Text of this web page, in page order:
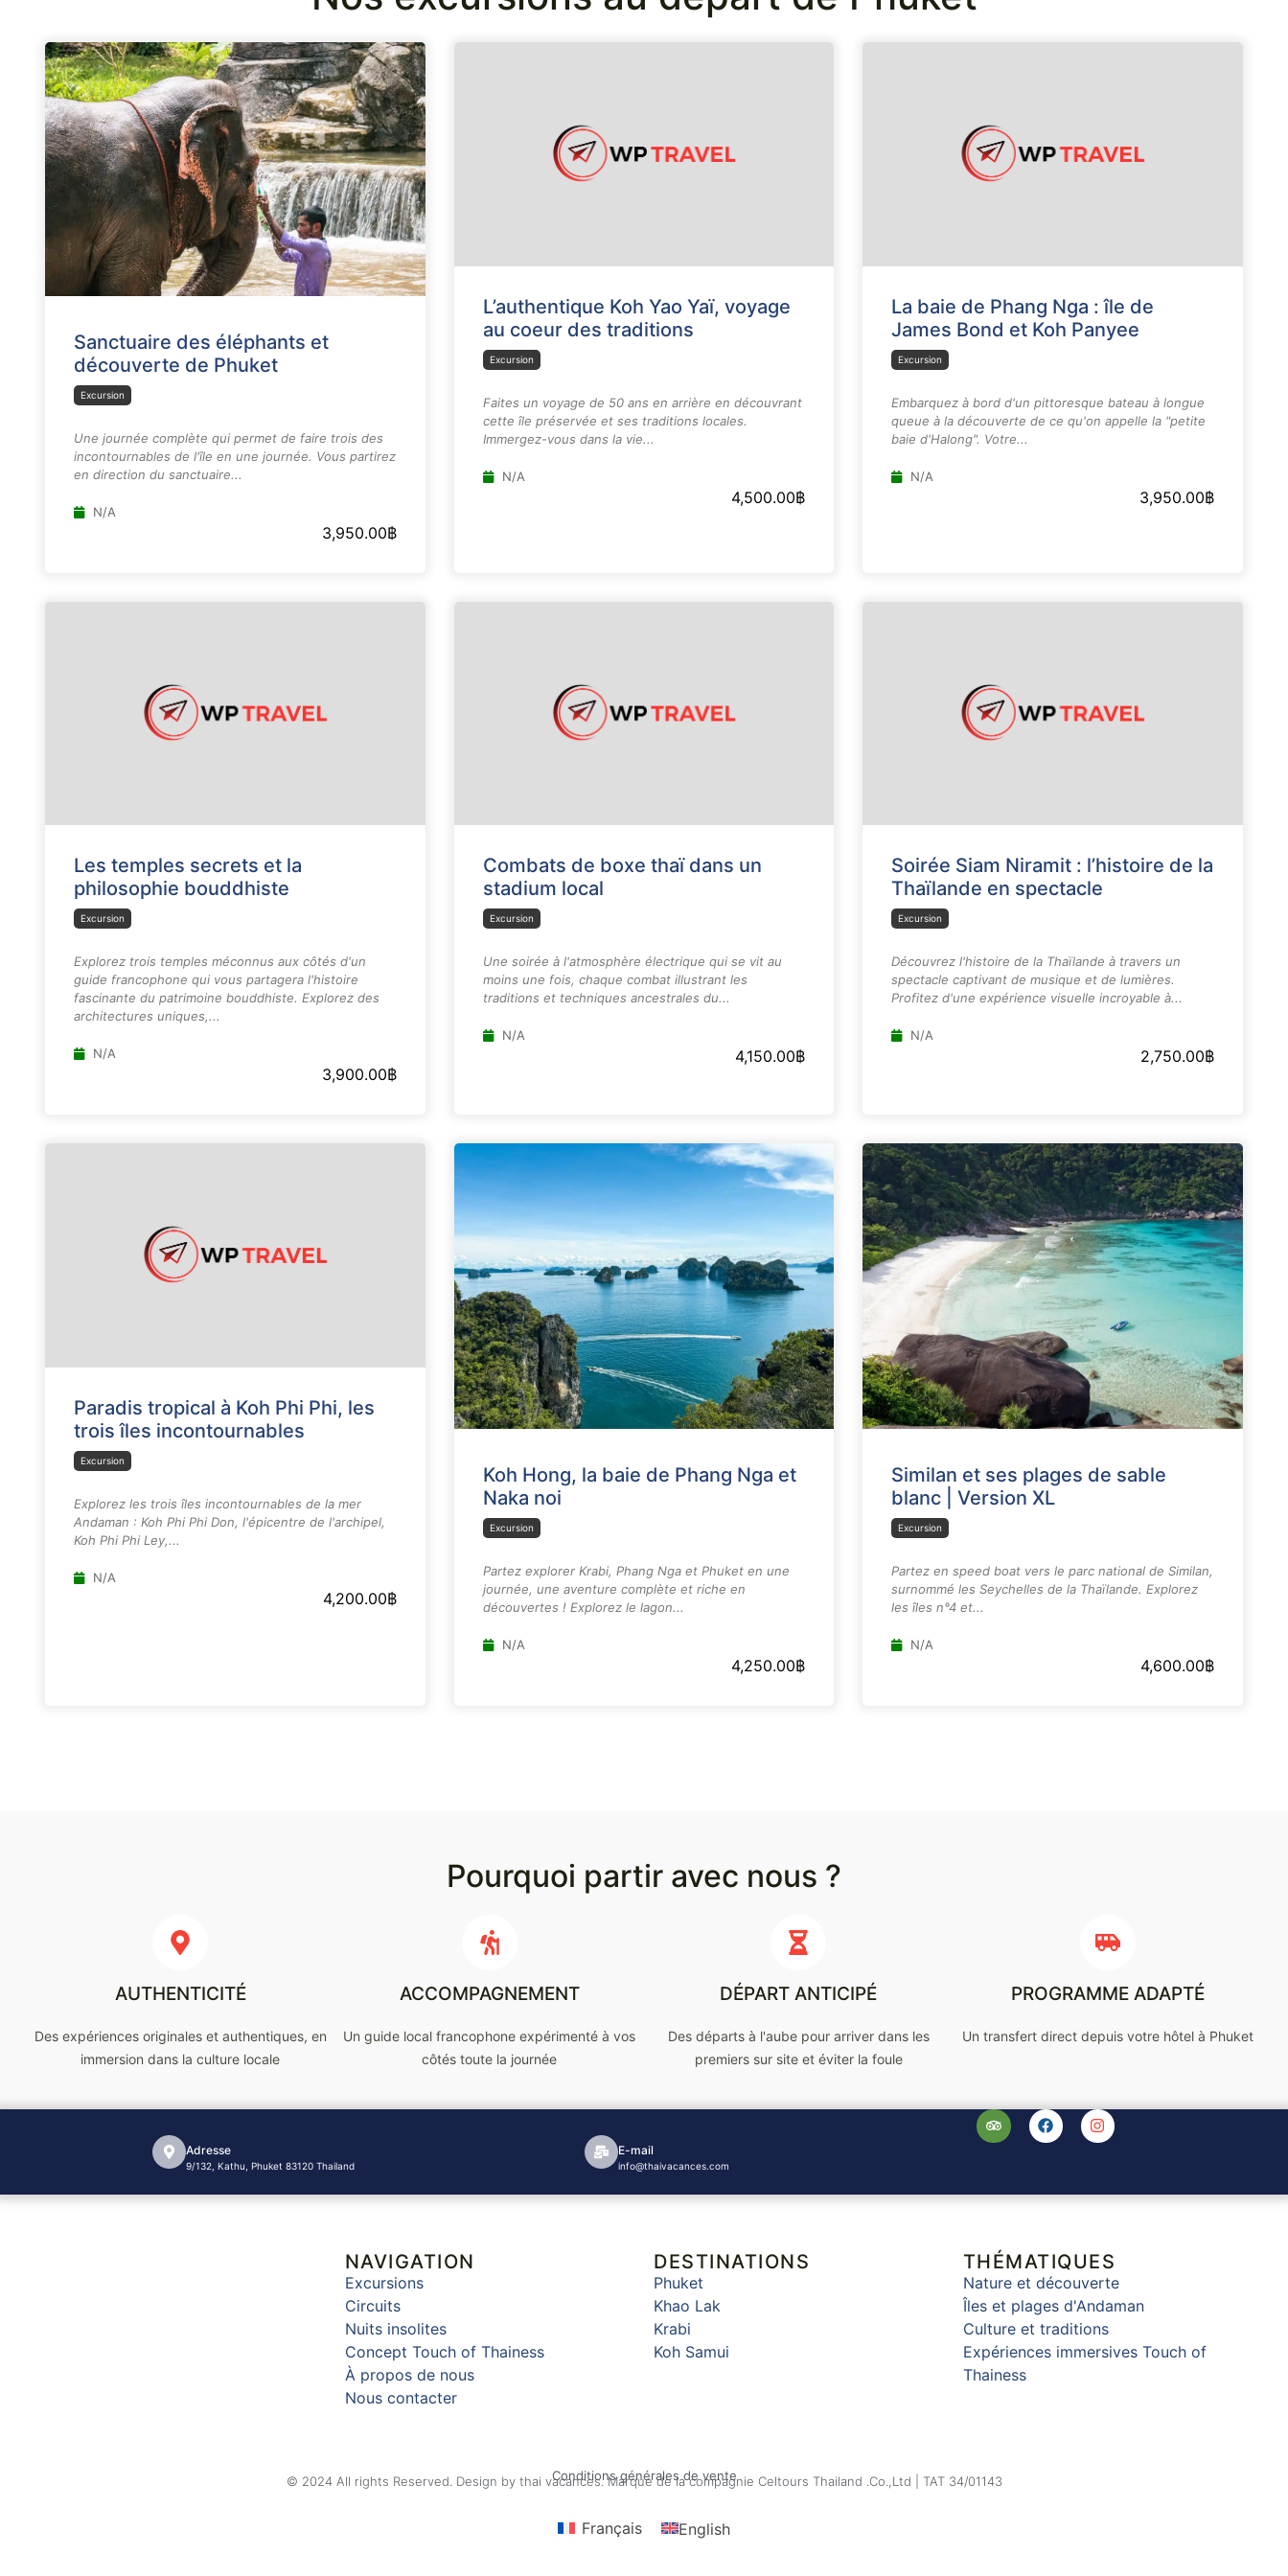
Sanctuaire des éléphants et
découverte de Phuket
Excursion
Une journée complète qui permet de faire trois des
incontournables de l'île en une journée. Vous partirez
en direction du sanctuaire...
N/A
3,950.00฿
L’authentique Koh Yao Yaï, voyage
au coeur des traditions
Excursion
Faites un voyage de 50 ans en arrière en découvrant
cette île préservée et ses traditions locales.
Immergez-vous dans la vie...
N/A
4,500.00฿
La baie de Phang Nga : île de
James Bond et Koh Panyee
Excursion
Embarquez à bord d'un pittoresque bateau à longue
queue à la découverte de ce qu'on appelle la "petite
baie d'Halong". Votre...
N/A
3,950.00฿
Les temples secrets et la
philosophie bouddhiste
Excursion
Explorez trois temples méconnus aux côtés d'un
guide francophone qui vous partagera l'histoire
fascinante du patrimoine bouddhiste. Explorez des
architectures uniques,...
N/A
3,900.00฿
Combats de boxe thaï dans un
stadium local
Excursion
Une soirée à l'atmosphère électrique qui se vit au
moins une fois, chaque combat illustrant les
traditions et techniques ancestrales du...
N/A
4,150.00฿
Soirée Siam Niramit : l’histoire de la
Thaïlande en spectacle
Excursion
Découvrez l'histoire de la Thaïlande à travers un
spectacle captivant de musique et de lumières.
Profitez d'une expérience visuelle incroyable à...
N/A
2,750.00฿
Paradis tropical à Koh Phi Phi, les
trois îles incontournables
Excursion
Explorez les trois îles incontournables de la mer
Andaman : Koh Phi Phi Don, l'épicentre de l'archipel,
Koh Phi Phi Ley,...
N/A
4,200.00฿
Koh Hong, la baie de Phang Nga et
Naka noi
Excursion
Partez explorer Krabi, Phang Nga et Phuket en une
journée, une aventure complète et riche en
découvertes ! Explorez le lagon...
N/A
4,250.00฿
Similan et ses plages de sable
blanc | Version XL
Excursion
Partez en speed boat vers le parc national de Similan,
surnommé les Seychelles de la Thaïlande. Explorez
les îles n°4 et...
N/A
4,600.00฿
Pourquoi partir avec nous ?
AUTHENTICITÉ
Des expériences originales et authentiques, en
immersion dans la culture locale
ACCOMPAGNEMENT
Un guide local francophone expérimenté à vos
côtés toute la journée
DÉPART ANTICIPÉ
Des départs à l'aube pour arriver dans les
premiers sur site et éviter la foule
PROGRAMME ADAPTÉ
Un transfert direct depuis votre hôtel à Phuket
Adresse
9/132, Kathu, Phuket 83120 Thailand
E-mail
info@thaivacances.com
NAVIGATION
Excursions
Circuits
Nuits insolites
Concept Touch of Thainess
À propos de nous
Nous contacter
DESTINATIONS
Phuket
Khao Lak
Krabi
Koh Samui
THÉMATIQUES
Nature et découverte
Îles et plages d'Andaman
Culture et traditions
Expériences immersives Touch of
Thainess
Conditions générales de vente
© 2024 All rights Reserved. Design by thai vacances. Marque de la compagnie Celtours Thailand .Co.,Ltd | TAT 34/01143
Français English